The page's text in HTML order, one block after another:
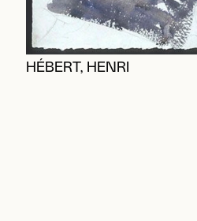
HÉBERT, HENRI